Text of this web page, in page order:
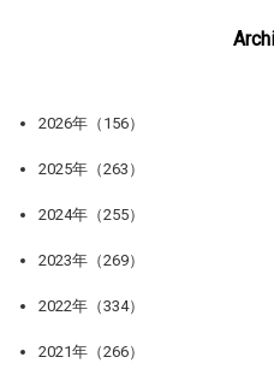
2026年（156）
2025年（263）
2024年（255）
2023年（269）
2022年（334）
2021年（266）